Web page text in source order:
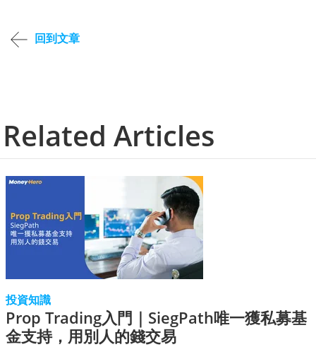
回到文章
Related Articles
投資知識
Prop Trading入門｜SiegPath唯一獲私募基
金支持，用別人的錢交易